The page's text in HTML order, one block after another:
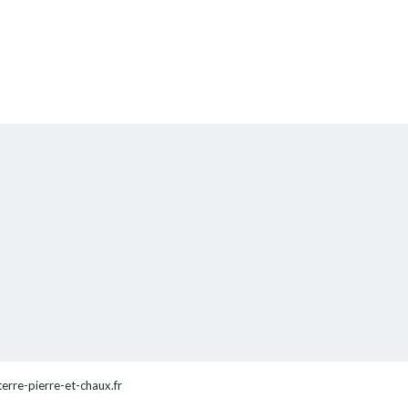
pierre-et-chaux.fr